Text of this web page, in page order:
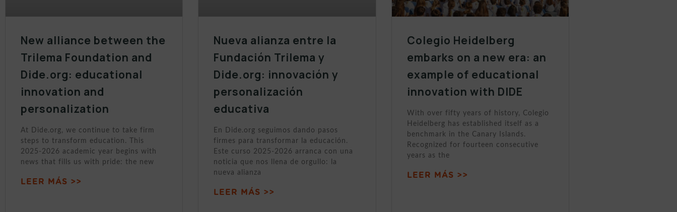
New alliance between the
Trilema Foundation and
Dide.org: educational
innovation and
personalization
At Dide.org, we continue to take firm
steps to transform education. This
2025-2026 academic year begins with
news that fills us with pride: the new
LEER MÁS >>
Nueva alianza entre la
Fundación Trilema y
Dide.org: innovación y
personalización
educativa
En Dide.org seguimos dando pasos
firmes para transformar la educación.
Este curso 2025-2026 arranca con una
noticia que nos llena de orgullo: la
nueva alianza
LEER MÁS >>
Colegio Heidelberg
embarks on a new era: an
example of educational
innovation with DIDE
With over fifty years of history, Colegio
Heidelberg has established itself as a
benchmark in the Canary Islands.
Recognized for fourteen consecutive
years as the
LEER MÁS >>